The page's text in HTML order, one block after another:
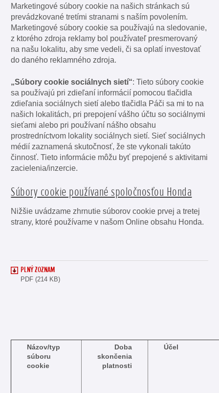
Marketingové súbory cookie na našich stránkach sú
prevádzkované tretími stranami s naším povolením.
Marketingové súbory cookie sa používajú na sledovanie,
z ktorého zdroja reklamy bol používateľ presmerovaný
na našu lokalitu, aby sme vedeli, či sa oplatí investovať
do daného reklamného zdroja.
„Súbory cookie sociálnych sietí“: Tieto súbory cookie
sa používajú pri zdieľaní informácií pomocou tlačidla
zdieľania sociálnych sietí alebo tlačidla Páči sa mi to na
našich lokalitách, pri prepojení vášho účtu so sociálnymi
sieťami alebo pri používaní nášho obsahu
prostredníctvom lokality sociálnych sietí. Sieť sociálnych
médií zaznamená skutočnosť, že ste vykonali takúto
činnosť. Tieto informácie môžu byť prepojené s aktivitami
zacielenia/inzercie.
Súbory cookie používané spoločnosťou Honda
Nižšie uvádzame zhrnutie súborov cookie prvej a tretej
strany, ktoré používame v našom Online obsahu Honda.
PLNÝ ZOZNAM
PDF (214 KB)
Názov/typ
súboru
cookie
Doba
skončenia
platnosti
Účel